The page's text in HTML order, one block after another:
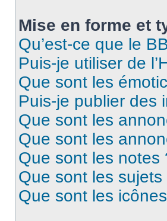
Mise en forme et
Qu’est-ce que le
Puis-je utiliser de
Que sont les
Puis-je publier des
Que sont les
Que sont les
Que sont les notes
Que sont les
Que sont les